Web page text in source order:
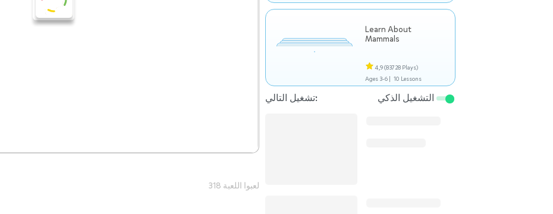
318 لعبوا اللعبة
Learn About
Mammals
4,9(83728 Plays)
Ages 3-6 | 10 Lessons
تشغيل التالي: